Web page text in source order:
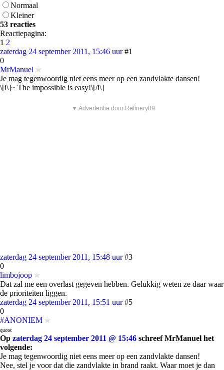
Normaal
Kleiner
53 reacties
Reactiepagina:
1 2
zaterdag 24 september 2011, 15:46 uur #1
0
MrManuel
Je mag tegenwoordig niet eens meer op een zandvlakte dansen!
\[i\]~ The impossible is easy!\[/i\]
▼ Advertentie door Refinery89
zaterdag 24 september 2011, 15:48 uur #3
0
limbojoop
Dat zal me een overlast gegeven hebben. Gelukkig weten ze daar waar
de prioriteiten liggen.
zaterdag 24 september 2011, 15:51 uur #5
0
#ANONIEM
quote:
Op zaterdag 24 september 2011 @ 15:46 schreef MrManuel het
volgende:
Je mag tegenwoordig niet eens meer op een zandvlakte dansen!
Nee, stel je voor dat die zandvlakte in brand raakt. Waar moet je dan